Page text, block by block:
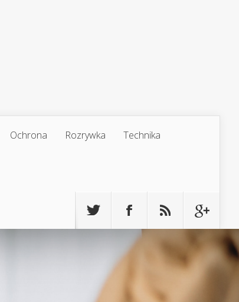
Ochrona Rozrywka Technika